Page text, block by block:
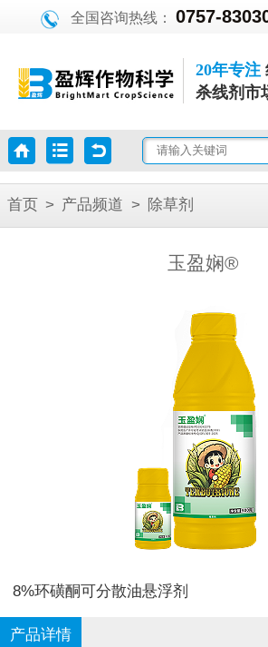
全国咨询热线：0757-
20年专注
杀线剂市
首页 > 产品频道 > 除草剂
玉盈娴®
8%环磺酮可分散油悬浮剂
产品详情